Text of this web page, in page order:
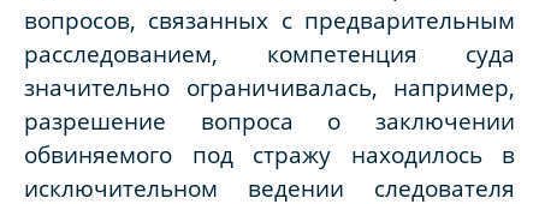
вопросов, связанных с предварительным
расследованием, компетенция суда
значительно ограничивалась, например,
разрешение вопроса о заключении
обвиняемого под стражу находилось в
исключительном ведении следователя